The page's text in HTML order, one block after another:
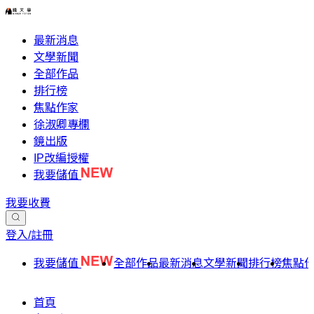
最新消息
文學新聞
全部作品
排行榜
焦點作家
徐淑卿專欄
鏡出版
IP改編授權
我要儲值
我要收費
登入/註冊
我要儲值 全部作品最新消息文學新聞排行榜焦點
首頁